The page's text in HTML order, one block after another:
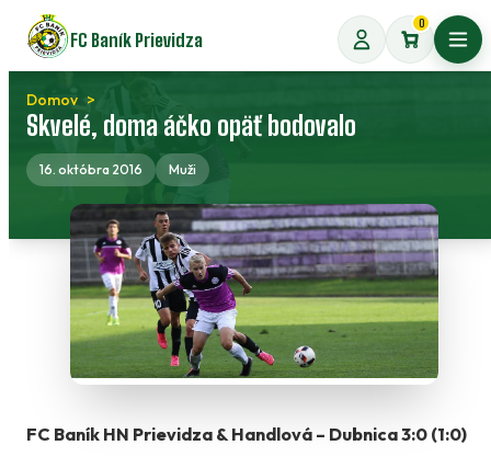
Preskočiť
na
obsah
FC Baník Prievidza
0
Domov
Skvelé, doma áčko opäť bodovalo
16. októbra 2016 Muži
FC Baník HN Prievidza & Handlová – Dubnica 3:0 (1:0)